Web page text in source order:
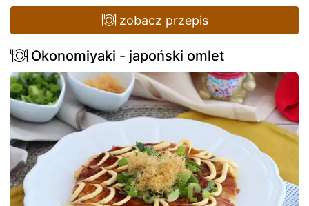
zobacz przepis
Okonomiyaki - japoński omlet